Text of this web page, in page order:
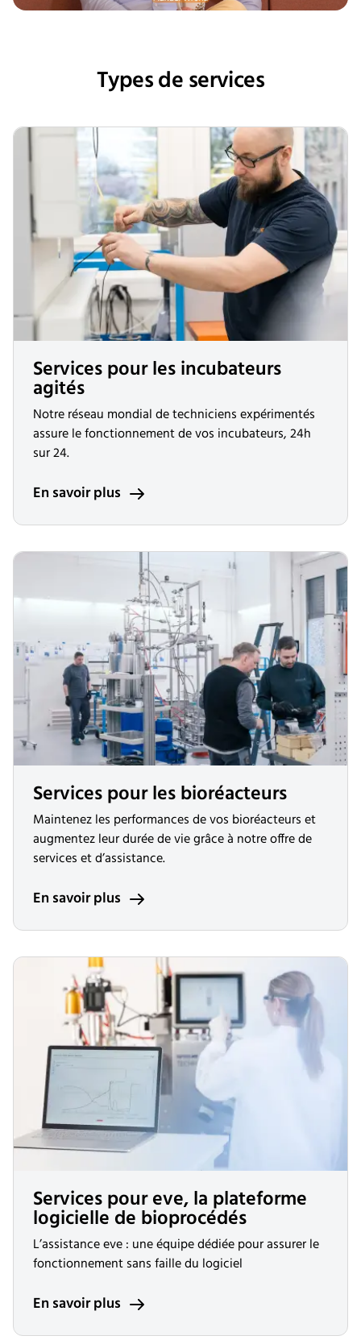
Types de services
Services pour les incubateurs
agités
Notre réseau mondial de techniciens expérimentés
assure le fonctionnement de vos incubateurs, 24h
sur 24.
En savoir plus
Services pour les bioréacteurs
Maintenez les performances de vos bioréacteurs et
augmentez leur durée de vie grâce à notre offre de
services et d’assistance.
En savoir plus
Services pour eve, la plateforme
logicielle de bioprocédés
L’assistance eve : une équipe dédiée pour assurer le
fonctionnement sans faille du logiciel
En savoir plus